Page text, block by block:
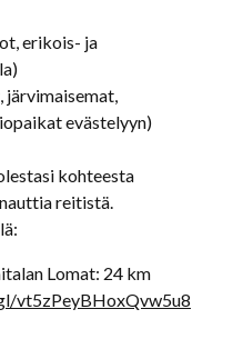
erikois- ja
evästelyyn)
kohteesta
reitistä.
Lomat: 24 km
vt5zPeyBHoxQvw5u8